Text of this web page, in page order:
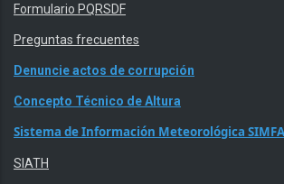
Formulario PQRSDF
Preguntas frecuentes
Denuncie actos de corrupción
Concepto Técnico de Altura
Sistema de Información Meteorológica
SIATH